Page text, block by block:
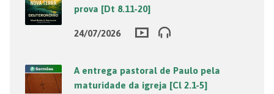
prova [Dt 8.11-20]
24/07/2026
A entrega pastoral de Paulo pela
maturidade da igreja [Cl 2.1-5]